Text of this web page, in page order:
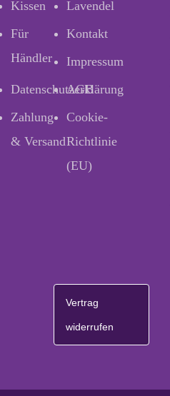
Kissen
Lavendel
Für
Händler
Kontakt
Impressum
Datenschutzerklärung
AGB
Zahlung
& Versand
Cookie-
Richtlinie
(EU)
Vertrag
widerrufen